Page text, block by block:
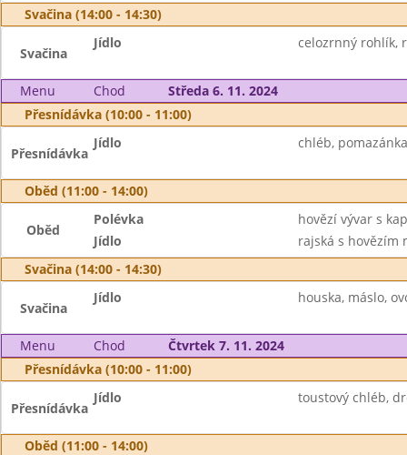
Svačina (14:00 - 14:30)
Svačina
Jídlo celozrnný rohlík,
Menu Chod
Středa 6. 11. 2024
Přesnídávka (10:00 - 11:00)
Přesnídávka
Jídlo chléb,
Oběd (11:00 - 14:00)
Oběd
Polévka
hovězí vývar s
Jídlo
rajská s hovězím
Svačina (14:00 - 14:30)
Svačina
Jídlo houska, máslo,
Menu Chod
Čtvrtek 7. 11. 2024
Přesnídávka (10:00 - 11:00)
Přesnídávka
Jídlo toustový chléb,
Oběd (11:00 - 14:00)